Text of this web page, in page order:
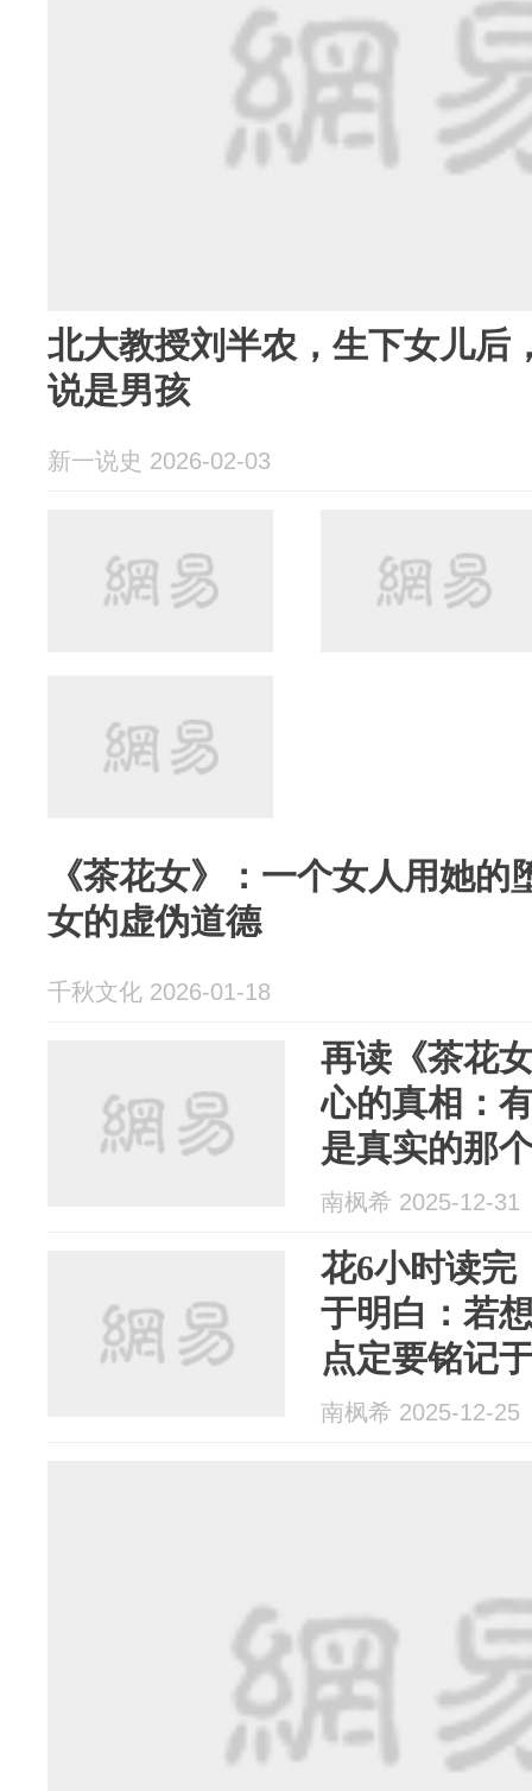
北大教授刘半农，生下女儿后
说是男孩
新一说史 2026-02-03
《茶花女》：一个女人用她
女的虚伪道德
千秋文化 2026-01-18
再读《茶花
心的真相：
是真实的那
的自己
南枫希 2025-12-31
花6小时读完
于明白：若
点定要铭记
南枫希 2025-12-25